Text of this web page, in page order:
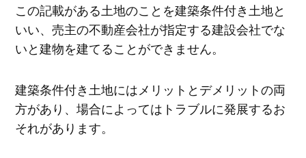
この記載がある土地のことを建築条件付き土地と
いい、売主の不動産会社が指定する建設会社でな
いと建物を建てることができません。
建築条件付き土地にはメリットとデメリットの両
方があり、場合によってはトラブルに発展するお
それがあります。